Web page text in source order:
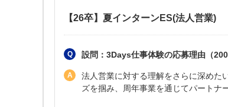
【26卒】夏インターンES(法人営業)
設問：3Days仕事体験の応募理由（200
法人営業に対する理解をさらに深めた
ズを掴み、周年事業を通じてパートナ